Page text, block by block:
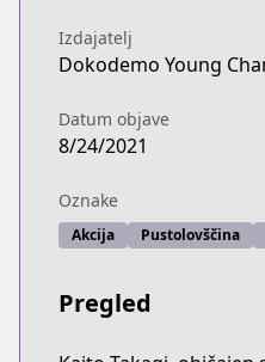
Izdajatelj
Dokodemo Young
Datum objave
8/24/2021
Oznake
Akcija Pustolovščina
Pregled